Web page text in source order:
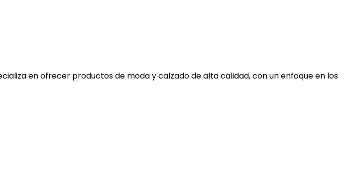
en ofrecer productos de moda y calzado de alta calidad, con un enfoque en los